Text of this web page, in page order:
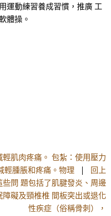
運動練習養成習慣，推廣 工
體操。
肌肉疼痛。 包紮：使用壓力
輕腫脹和疼痛。物理 | 回上
問 題包括了肌腱發炎、周邊
礙及頸椎椎 間板突出或退化
性疾症（俗稱骨刺），